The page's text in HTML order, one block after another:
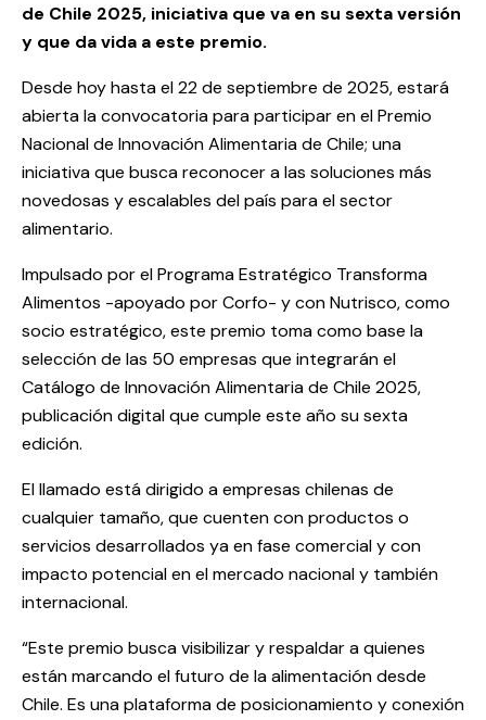
de Chile 2025, iniciativa que va en su sexta versión
y que da vida a este premio.
Desde hoy hasta el 22 de septiembre de 2025, estará
abierta la convocatoria para participar en el Premio
Nacional de Innovación Alimentaria de Chile; una
iniciativa que busca reconocer a las soluciones más
novedosas y escalables del país para el sector
alimentario.
Impulsado por el Programa Estratégico Transforma
Alimentos -apoyado por Corfo- y con Nutrisco, como
socio estratégico, este premio toma como base la
selección de las 50 empresas que integrarán el
Catálogo de Innovación Alimentaria de Chile 2025,
publicación digital que cumple este año su sexta
edición.
El llamado está dirigido a empresas chilenas de
cualquier tamaño, que cuenten con productos o
servicios desarrollados ya en fase comercial y con
impacto potencial en el mercado nacional y también
internacional.
“Este premio busca visibilizar y respaldar a quienes
están marcando el futuro de la alimentación desde
Chile. Es una plataforma de posicionamiento y conexión